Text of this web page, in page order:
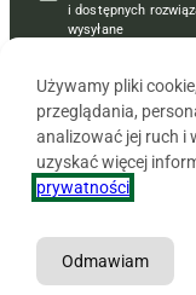
i dostępnych
wysyłane
Copyright © 2026
Używamy pliki
przeglądania,
analizować jej ruch i
uzyskać więcej
prywatności
Odmawiam